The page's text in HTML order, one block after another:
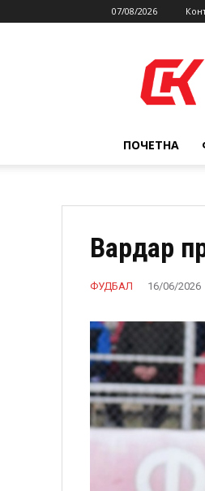
07/08/2026
ПОЧЕТНА
Вардар
ФУДБАЛ 16/06/2026